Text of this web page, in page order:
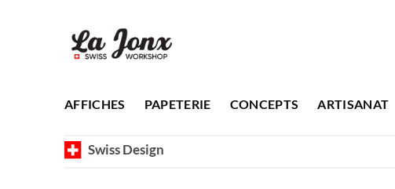
AFFICHES PAPETERIE CONCEPTS ARTISANAT
Swiss Design